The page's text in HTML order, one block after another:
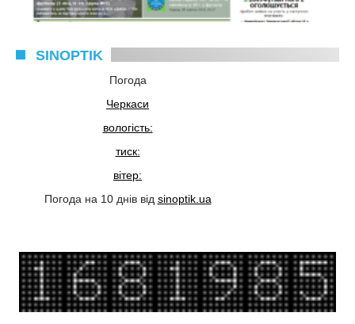
SINOPTIK
Погода
Черкаси
вологість:
тиск:
вітер:
Погода на 10 днів від sinoptik.ua